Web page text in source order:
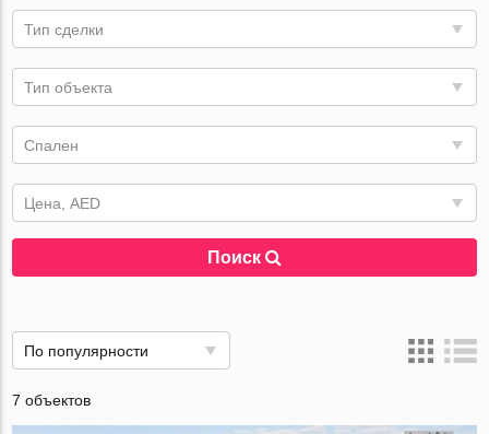
Тип сделки
Тип объекта
Спален
Цена, AED
Поиск
По популярности
7 объектов